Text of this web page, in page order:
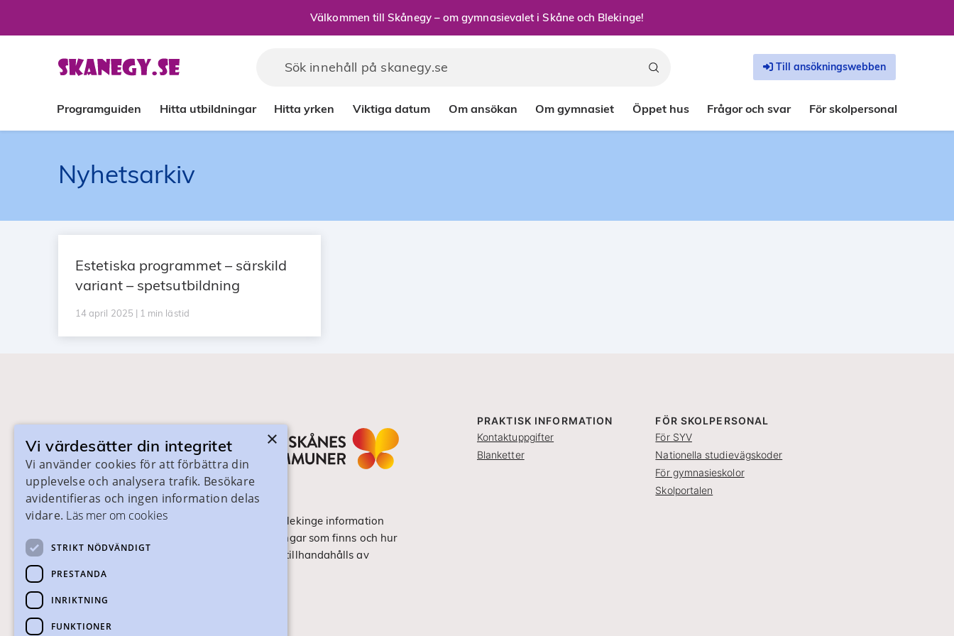
Välkommen till Skånegy – om gymnasievalet i Skåne och Blekinge!
Programguiden Hitta utbildningar Hitta yrken Viktiga datum Om ansökan Om gymnasiet Öppet hus Frågor och svar För skolpersonal
Till ansökningswebben
Nyhetsarkiv
Estetiska programmet – särskild
variant – spetsutbildning
14 april 2025 | 1 min lästid
På skanegy.se hittar du som bor i Skåne och Blekinge information
om ditt gymnasieval. Här ser du vilka utbildningar som finns och hur
ansökan och antagning går till. Webbplatsen tillhandahålls av
Skånes Kommuner.
Om webbplatsen
PRAKTISK INFORMATION
Kontaktuppgifter
Blanketter
FÖR SKOLPERSONAL
För SYV
Nationella studievägskoder
För gymnasieskolor
Skolportalen
×
Vi värdesätter din integritet
Vi använder cookies för att förbättra din
upplevelse och analysera trafik. Besökare
avidentifieras och ingen information delas
vidare. Läs mer om cookies
STRIKT NÖDVÄNDIGT
PRESTANDA
INRIKTNING
FUNKTIONER